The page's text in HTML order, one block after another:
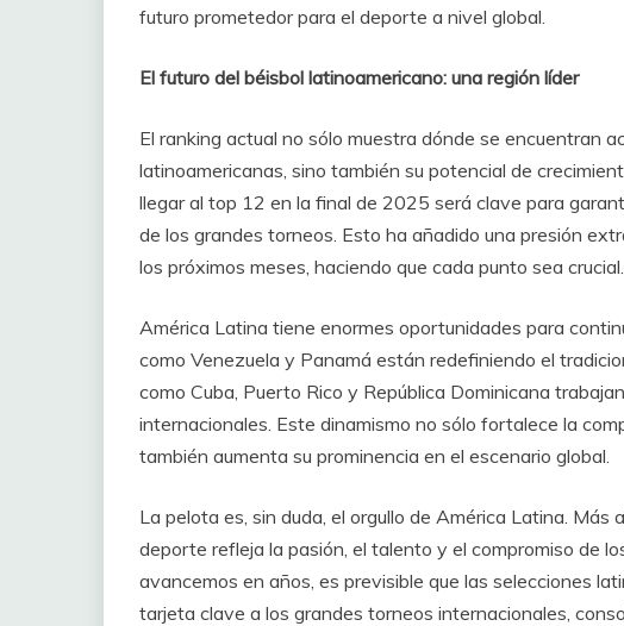
futuro prometedor para el deporte a nivel global.
El futuro del béisbol latinoamericano: una región líder
El ranking actual no sólo muestra dónde se encuentran
latinoamericanas, sino también su potencial de
llegar al top 12 en la final de 2025 será clave para
de los grandes torneos. Esto ha añadido una presión
los próximos meses, haciendo que cada punto sea crucial.
América Latina tiene enormes oportunidades para
como Venezuela y Panamá están redefiniendo el
como Cuba, Puerto Rico y República Dominicana
internacionales. Este dinamismo no sólo fortalece la
también aumenta su prominencia en el escenario global.
La pelota es, sin duda, el orgullo de América Latina. Más
deporte refleja la pasión, el talento y el compromiso de
avancemos en años, es previsible que las selecciones
tarjeta clave a los grandes torneos internacionales,